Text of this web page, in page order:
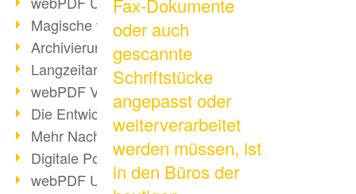
Magische webPDF Version 9
Archivierung: Aufbewahrungsfristen
Langzeitarchivierung mit PDF/A
webPDF Video - Behind the Scenes
Die Entwicklung von PDF/X
Mehr Nachhaltigkeit durch PDF
Digitale Post als PDF/A
webPDF Update 8.0.0.2531
Fax-Dokumente
oder auch
gescannte
Schriftstücke
angepasst oder
weiterverarbeitet
werden müssen, ist
in den Büros der